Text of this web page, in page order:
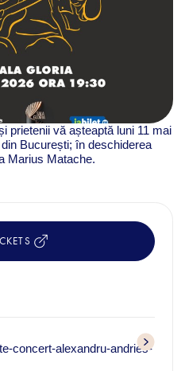
prietenii vă așteaptă luni 11 mai
București; în deschiderea
Marius Matache.
concert-alexandru-andries-